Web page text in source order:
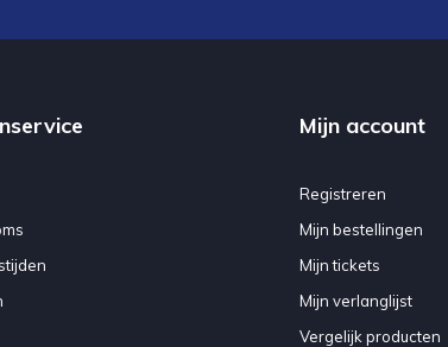
Mijn account
Registreren
Mijn bestellingen
Mijn tickets
Mijn verlanglijst
Vergelijk producten